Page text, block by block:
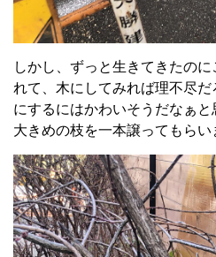
しかし、ずっと生きてきたの
れて、木にしてみれば理不尽だ
にするにはかわいそうだなぁ
大きめの枝を一本譲ってもらい